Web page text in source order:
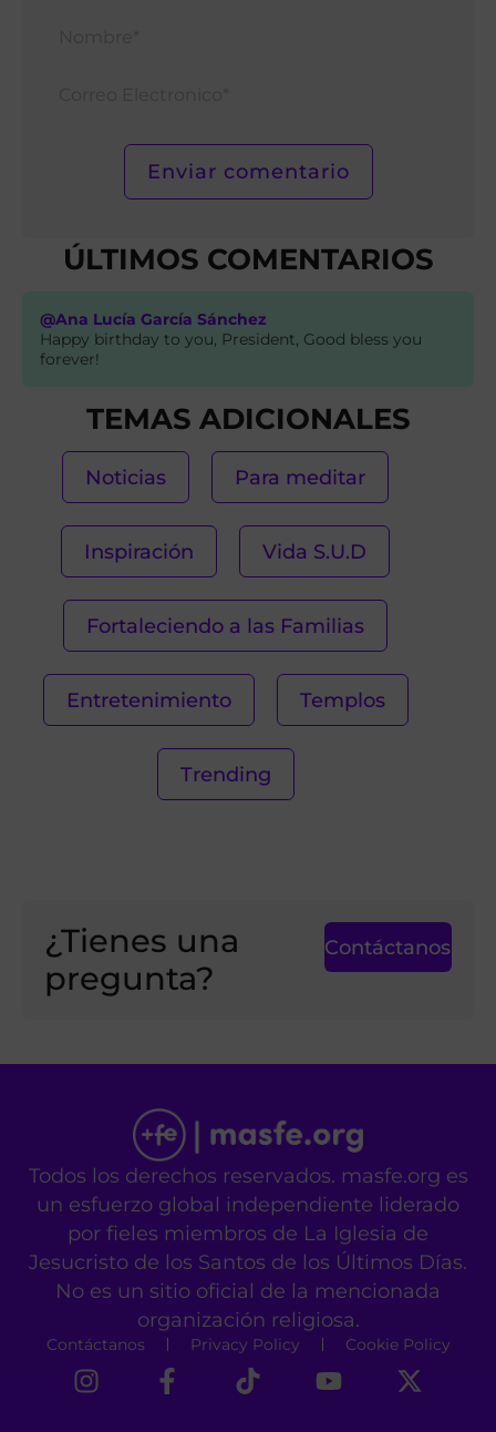
ÚLTIMOS COMENTARIOS
@Ana Lucía García Sánchez
Happy birthday to you, President, Good bless you
forever!
TEMAS ADICIONALES
Noticias Para meditar
Inspiración Vida S.U.D
Fortaleciendo a las Familias
Entretenimiento Templos
Trending
¿Tienes una
pregunta?
Contáctanos
Todos los derechos reservados. masfe.org es
un esfuerzo global independiente liderado
por fieles miembros de La Iglesia de
Jesucristo de los Santos de los Últimos Días.
No es un sitio oficial de la mencionada
organización religiosa.
Contáctanos Privacy Policy Cookie Policy